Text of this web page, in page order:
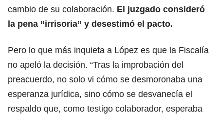
cambio de su colaboración. El juzgado consideró
la pena “irrisoria” y desestimó el pacto.
Pero lo que más inquieta a López es que la Fiscalía
no apeló la decisión. “Tras la improbación del
preacuerdo, no solo vi cómo se desmoronaba una
esperanza jurídica, sino cómo se desvanecía el
respaldo que, como testigo colaborador, esperaba